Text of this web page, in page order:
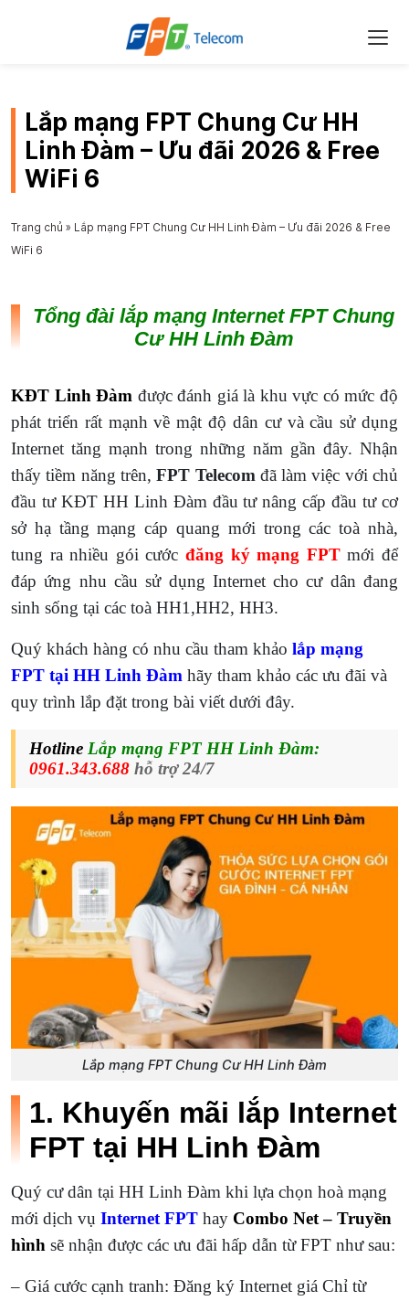
Lắp mạng FPT Chung Cư HH
Linh Đàm – Ưu đãi 2026 & Free
WiFi 6
Trang chủ » Lắp mạng FPT Chung Cư HH Linh Đàm – Ưu đãi 2026 & Free
WiFi 6
Tổng đài lắp mạng Internet FPT Chung
Cư HH Linh Đàm
KĐT Linh Đàm được đánh giá là khu vực có mức độ
phát triển rất mạnh về mật độ dân cư và cầu sử dụng
Internet tăng mạnh trong những năm gần đây. Nhận
thấy tiềm năng trên,FPT Telecom đã làm việc với chủ
đầu tư KĐT HH Linh Đàm đầu tư nâng cấp đầu tư cơ
sở hạ tầng mạng cáp quang mới trong các toà nhà,
tung ra nhiều gói cước đăng ký mạng FPTmới để
đáp ứng nhu cầu sử dụng Internet cho cư dân đang
sinh sống tại các toà HH1,HH2, HH3.
Quý khách hàng có nhu cầu tham khảo lắp mạng
FPT tại HH Linh Đàm hãy tham khảo các ưu đãi và
quy trình lắp đặt trong bài viết dưới đây.
Hotline Lắp mạng FPT HH Linh Đàm:
0961.343.688 hỗ trợ 24/7
Lắp mạng FPT Chung Cư HH Linh Đàm
1. Khuyến mãi lắp Internet
FPT tại HH Linh Đàm
Quý cư dân tại HH Linh Đàm khi lựa chọn hoà mạng
mới dịch vụ Internet FPT hay Combo Net – Truyền
hình sẽ nhận được các ưu đãi hấp dẫn từ FPT như sau:
– Giá cước cạnh tranh: Đăng ký Internet giá Chỉ từ